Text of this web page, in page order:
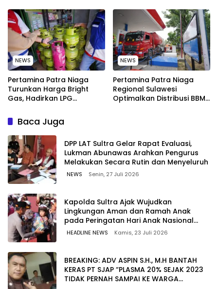
WARGA WAWOONE!
Kebersihan Pantai di
Bitung, Sulawesi
NEWS
Pertamina Patra Niaga
Turunkan Harga Bright
Gas, Hadirkan LPG
Lebih Kompetitif
NEWS
Pertamina Patra Niaga
Regional Sulawesi
Optimalkan Distribusi BBM
Baca Juga
‎DPP LAT Sultra Gelar Rapat Evaluasi,
Lukman Abunawas Arahkan Pengurus
Melakukan Secara Rutin dan Menyeluruh
NEWS Senin, 27 Juli 2026
Kapolda Sultra Ajak Wujudkan
Lingkungan Aman dan Ramah Anak
pada Peringatan Hari Anak Nasional
2026
HEADLINE NEWS Kamis, 23 Juli 2026
BREAKING: ADV ASPIN S.H., M.H BANTAH
KERAS PT SJAP “PLASMA 20% SEJAK 2023
TIDAK PERNAH SAMPAI KE WARGA